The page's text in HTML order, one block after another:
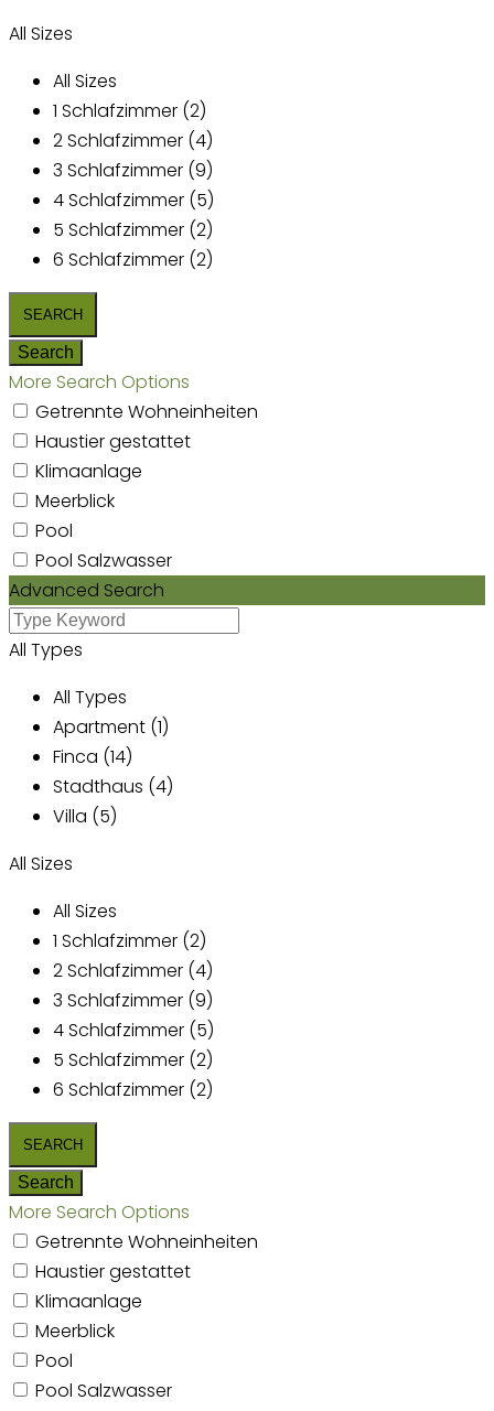
All Sizes
All Sizes
1 Schlafzimmer (2)
2 Schlafzimmer (4)
3 Schlafzimmer (9)
4 Schlafzimmer (5)
5 Schlafzimmer (2)
6 Schlafzimmer (2)
More Search Options
Getrennte Wohneinheiten
Haustier gestattet
Klimaanlage
Meerblick
Pool
Pool Salzwasser
Advanced Search
All Types
All Types
Apartment (1)
Finca (14)
Stadthaus (4)
Villa (5)
All Sizes
All Sizes
1 Schlafzimmer (2)
2 Schlafzimmer (4)
3 Schlafzimmer (9)
4 Schlafzimmer (5)
5 Schlafzimmer (2)
6 Schlafzimmer (2)
More Search Options
Getrennte Wohneinheiten
Haustier gestattet
Klimaanlage
Meerblick
Pool
Pool Salzwasser